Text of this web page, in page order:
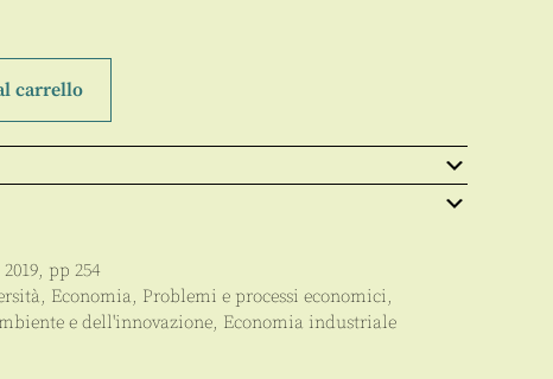
carrello
2019, pp 254
, Economia, Problemi e processi economici,
e dell'innovazione, Economia industriale